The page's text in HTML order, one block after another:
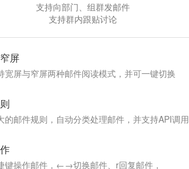
支持向部门、组群发邮件
支持群内跟贴讨论
屏
宽屏与窄屏两种邮件阅读模式，并可一键切换
的邮件规则，自动分类处理邮件，并支持API调用
键操作邮件，←→切换邮件、r回复邮件，